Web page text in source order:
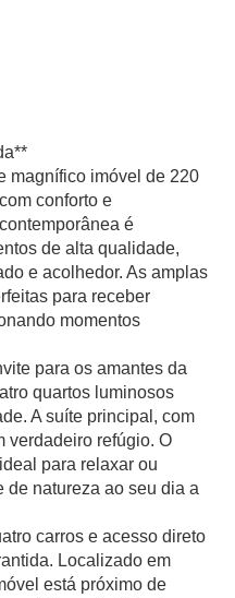
magnífico imóvel de 220
conforto e
é
de alta qualidade,
e acolhedor. As amplas
para receber
momentos
para os amantes da
quartos luminosos
A suíte principal, com
verdadeiro refúgio. O
para relaxar ou
de natureza ao seu dia a
carros e acesso direto
Localizado em
está próximo de